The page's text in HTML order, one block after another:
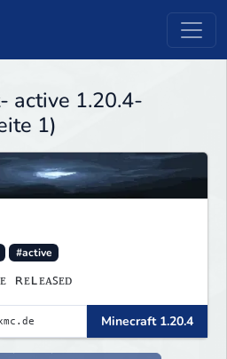
active 1.20.4-
1)
#active
ʀᴇʟᴇᴀꜱᴇᴅ
Minecraft 1.20.4